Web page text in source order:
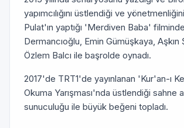
yapımcılığını üstlendiği ve
Pulat'ın yaptığı 'Merdiven Baba'
Dermancıoğlu, Emin Gümüşkaya, Aşkın
Özlem Balcı ile başrolde oynadı.
2017'de TRT1'de yayınlanan 'Kur'an-ı
Okuma Yarışması'nda üstlendiği sahne
sunuculuğu ile büyük beğeni topladı.